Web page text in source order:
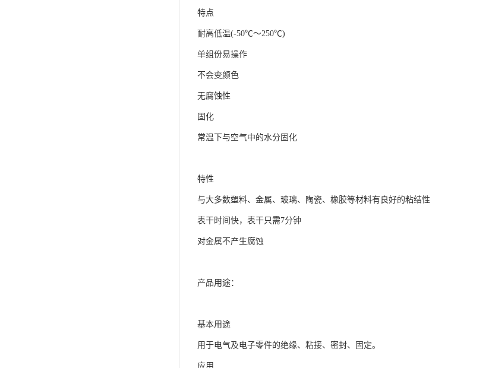
特点
耐高低温(-50℃～250℃)
单组份易操作
不会变颜色
无腐蚀性
固化
常温下与空气中的水分固化
特性
与大多数塑料、金属、玻璃、陶瓷、橡胶等材料有良好的粘结性
表干时间快，表干只需7分钟
对金属不产生腐蚀
产品用途：
基本用途
用于电气及电子零件的绝缘、粘接、密封、固定。
应用